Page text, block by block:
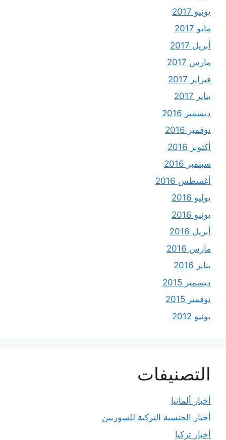
يونيو 2017
مايو 2017
أبريل 2017
مارس 2017
فبراير 2017
يناير 2017
ديسمبر 2016
نوفمبر 2016
أكتوبر 2016
سبتمبر 2016
أغسطس 2016
يوليو 2016
يونيو 2016
أبريل 2016
مارس 2016
يناير 2016
ديسمبر 2015
نوفمبر 2015
يونيو 2012
التصنيفات
أخبار ألمانيا
أخبار الجنسية التركية للسوريين
أخبار تركيا